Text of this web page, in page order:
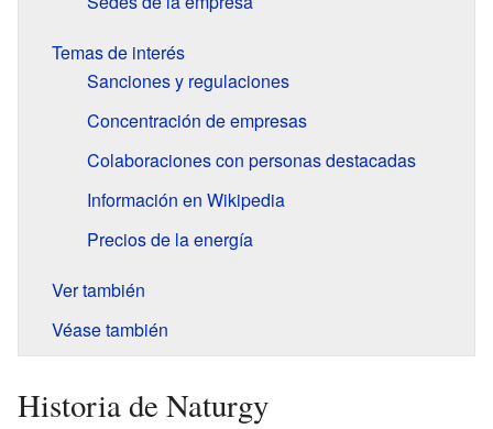
Temas de interés
Sanciones y regulaciones
Concentración de empresas
Colaboraciones con personas destacadas
Información en Wikipedia
Precios de la energía
Ver también
Véase también
Historia de Naturgy